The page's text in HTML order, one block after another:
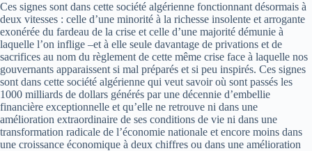
Ces signes sont dans cette société algérienne fonctionnant désormais à
deux vitesses : celle d’une minorité à la richesse insolente et arrogante
exonérée du fardeau de la crise et celle d’une majorité démunie à
laquelle l’on inflige –et à elle seule­ davantage de privations et de
sacrifices au nom du règlement de cette même crise face à laquelle nos
gouvernants apparaissent si mal préparés et si peu inspirés. Ces signes
sont dans cette société algérienne qui veut savoir où sont passés les
1000 milliards de dollars générés par une décennie d’embellie
financière exceptionnelle et qu’elle ne retrouve ni dans une
amélioration extraordinaire de ses conditions de vie ni dans une
transformation radicale de l’économie nationale et encore moins dans
une croissance économique à deux chiffres ou dans une amélioration